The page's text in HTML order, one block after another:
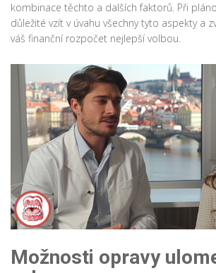
kombinace těchto a dalších faktorů. Při
důležité vzít v úvahu všechny tyto aspekty a
váš finanční rozpočet nejlepší volbou.
Možnosti opravy